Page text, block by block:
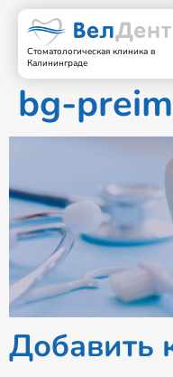
Стоматологическая клиника в
Калининграде
bg-
Добавить